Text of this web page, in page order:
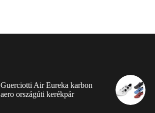
Guerciotti Air Eureka karbon
aero országúti kerékpár